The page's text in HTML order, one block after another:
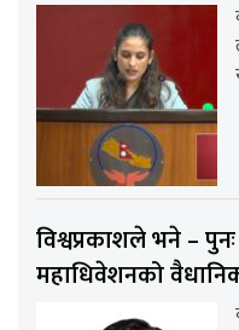
विश्वप्रकाशले भने –
महाधिवेशनको